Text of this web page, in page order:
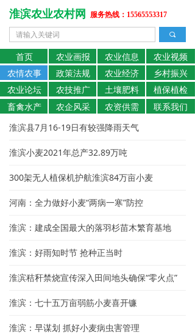
服务热线：15565553317
首页 农业画报 农业信息 农业视频
农业论坛 农技推广 土壤肥料 植保植检
淮滨农业农村网
끠
农情农事 政策法规 农业经济 乡村振兴
畜禽水产 农企风采 农资供需
联系我们
淮滨县7月16-19日有较强降雨天气
淮滨小麦2021年总产32.89万吨
300架无人植保机护航淮滨84万亩小麦
河南：全力做好小麦“两病一寒”防控
淮滨：建成全国最大的落羽杉苗木繁育基地
淮滨：好雨知时节 抢种正当时
淮滨秸秆禁烧宣传深入田间地头确保“零火点”
淮滨：七十五万亩弱筋小麦喜开镰
淮滨：早谋划 抓好小麦病虫害管理